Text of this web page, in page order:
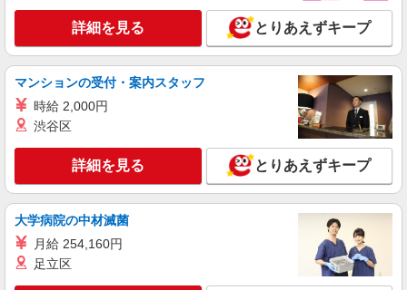
含む） ※経験・能力考慮 ※固定残業時間は1ヶ月
あたり20時間、超過時は追加で残業手当支給 ※月
3万円まで交通費支給 ※試用期間（2〜3ヶ月）も
同条件 【手当】固定残業手当／資格手当／店舗職
制手当／住宅手当（実家外かつ賃貸の場合のみ別
途支給）※試用期間明けから支給／特別手当 ※手
当の種類はエリアにより異なります。詳細は面接
ン実施中！／※詳細は備考欄にて
≪横浜ジョイナス店≫ 神奈川県横浜市西区南
幸1-4 横浜ジョイナスB1F ■各線「横浜駅」より徒
キープ 詳細を見る
正社員
COCO DEAL（ココディール） ジョイナス店
未経験歓迎のアパレル販売スタッフ
未経験：月給243,800円〜400,000円 経験者
（店長候補）：月給300,000円〜 ※試用期間中は
270,000円〜 ★固定残業手当：30,800円（月給に
含む） ※経験・能力考慮 ※固定残業時間は1ヶ月
あたり20時間、超過時は追加で残業手当支給 ※月
3万円まで交通費支給 ※試用期間（2〜3ヶ月）も
≪ジョイナス店≫ 神奈川県横浜市西区南幸1-4
B1 ■各線「横浜駅」より徒歩2分
詳細を見る
詳細を見る とりあえずキープ
マンションの受付・案内スタッフ
時給 2,000円
渋谷区
詳細を見る とりあえずキープ
大学病院の中材滅菌
月給 254,160円
足立区